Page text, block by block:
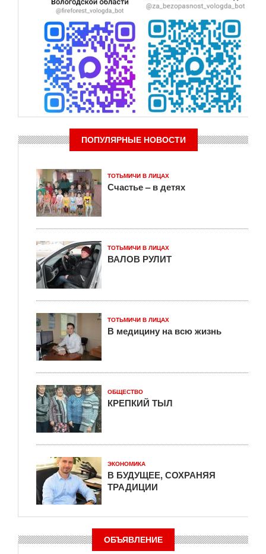
ПОПУЛЯРНЫЕ НОВОСТИ
ТОТЬМИЧИ В ЛИЦАХ
Счастье – в детях
ТОТЬМИЧИ В ЛИЦАХ
ВАЛОВ РУЛИТ
ТОТЬМИЧИ В ЛИЦАХ
В медицину на всю жизнь
ОБЩЕСТВО
КРЕПКИЙ ТЫЛ
ЭКОНОМИКА
В БУДУЩЕЕ, СОХРАНЯЯ
ТРАДИЦИИ
ОБЪЯВЛЕНИЕ